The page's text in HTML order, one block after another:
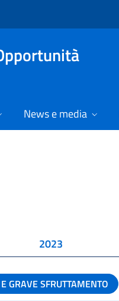
News e media
2023
GRAVE SFRUTTAMENTO